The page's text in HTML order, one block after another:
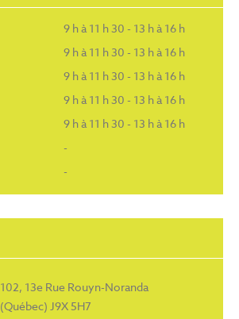
9 h à 11 h 30 - 13 h à 16 h
9 h à 11 h 30 - 13 h à 16 h
9 h à 11 h 30 - 13 h à 16 h
9 h à 11 h 30 - 13 h à 16 h
9 h à 11 h 30 - 13 h à 16 h
-
-
102, 13e Rue Rouyn-Noranda
(Québec) J9X 5H7